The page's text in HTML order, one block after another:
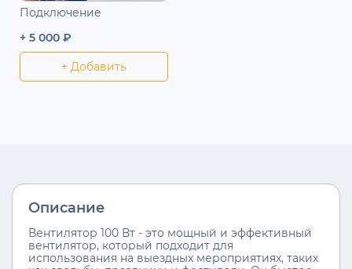
Подключение
+ 5 000 ₽
+ Добавить
Описание
Вентилятор 100 Вт - это мощный и эффективный
вентилятор, который подходит для
использования на выездных мероприятиях, таких